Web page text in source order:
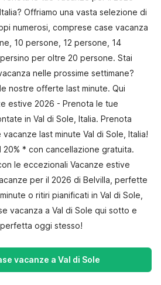
Offriamo una vasta selezione di
numerosi, comprese case vacanza
10 persone, 12 persone, 14
per oltre 20 persone. Stai
nelle prossime settimane?
nostre offerte last minute. Qui
estive 2026 - Prenota le tue
in Val di Sole, Italia. Prenota
last minute Val di Sole, Italia!
* con cancellazione gratuita.
le eccezionali Vacanze estive
per il 2026 di Belvilla, perfette
o ritiri pianificati in Val di Sole,
vacanza a Val di Sole qui sotto e
oggi stesso!
vacanze a Val di Sole